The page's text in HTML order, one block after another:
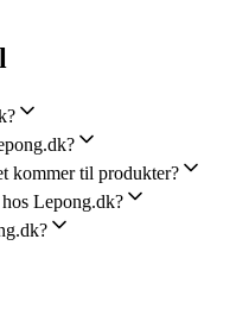
kommer til produkter?
Lepong.dk?